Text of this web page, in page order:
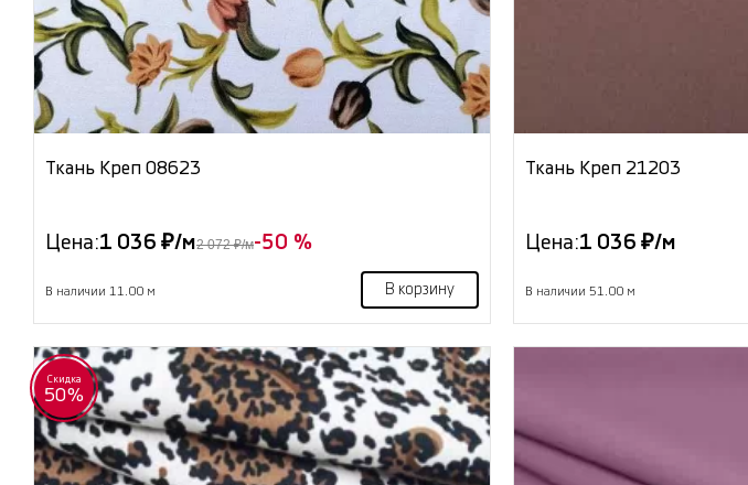
Ткань Креп 08623
Цена:1 036 ₽/м2 072 ₽/м-50 %
В наличии 11.00 м В корзину
Ткань Креп 21203
Цена:1 036 ₽/м
В наличии 51.00 м
Скидка
50%